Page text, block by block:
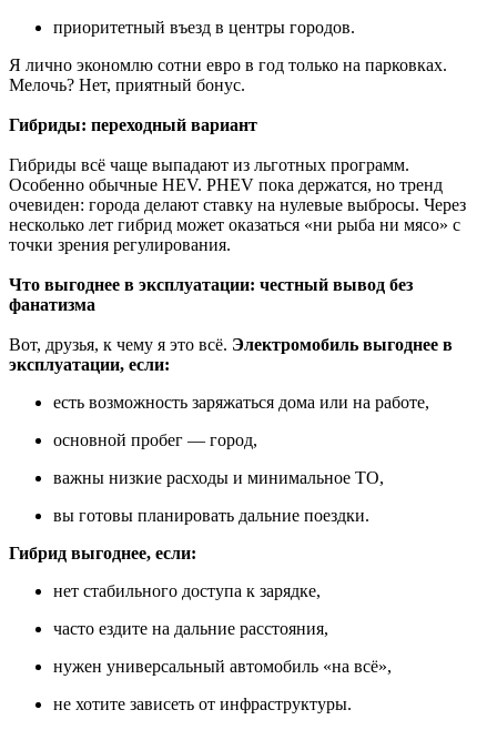
приоритетный въезд в центры городов.
Я лично экономлю сотни евро в год только на парковках.
Мелочь? Нет, приятный бонус.
Гибриды: переходный вариант
Гибриды всё чаще выпадают из льготных программ.
Особенно обычные HEV. PHEV пока держатся, но тренд
очевиден: города делают ставку на нулевые выбросы. Через
несколько лет гибрид может оказаться «ни рыба ни мясо» с
точки зрения регулирования.
Что выгоднее в эксплуатации: честный вывод без
фанатизма
Вот, друзья, к чему я это всё. Электромобиль выгоднее в
эксплуатации, если:
есть возможность заряжаться дома или на работе,
основной пробег — город,
важны низкие расходы и минимальное ТО,
вы готовы планировать дальние поездки.
Гибрид выгоднее, если:
нет стабильного доступа к зарядке,
часто ездите на дальние расстояния,
нужен универсальный автомобиль «на всё»,
не хотите зависеть от инфраструктуры.